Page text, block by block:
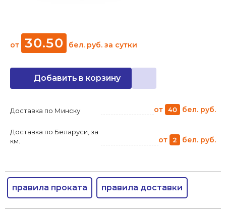
от 30.50 бел. руб. за сутки
Добавить в корзину
Доставка по Минску от 40 бел. руб.
Доставка по Беларуси, за
км.
от 2 бел. руб.
правила проката правила доставки